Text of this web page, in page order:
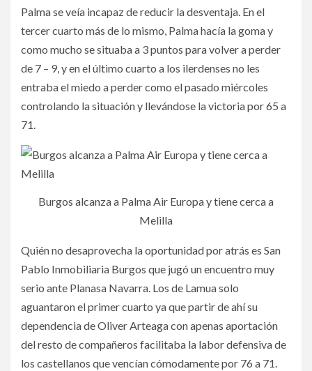
Palma se veía incapaz de reducir la desventaja. En el
tercer cuarto más de lo mismo, Palma hacía la goma y
como mucho se situaba a 3 puntos para volver a perder
de 7 – 9, y en el último cuarto a los ilerdenses no les
entraba el miedo a perder como el pasado miércoles
controlando la situación y llevándose la victoria por 65 a
71.
Burgos alcanza a Palma Air Europa y tiene cerca a
Melilla
Quién no desaprovecha la oportunidad por atrás es San
Pablo Inmobiliaria Burgos que jugó un encuentro muy
serio ante Planasa Navarra. Los de Lamua solo
aguantaron el primer cuarto ya que partir de ahí su
dependencia de Oliver Arteaga con apenas aportación
del resto de compañeros facilitaba la labor defensiva de
los castellanos que vencían cómodamente por 76 a 71.